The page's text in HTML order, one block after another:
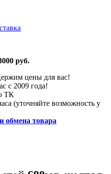
руб.
цены для вас!
с 2009 года!
ТК
(уточняйте возможность у
обмена товара